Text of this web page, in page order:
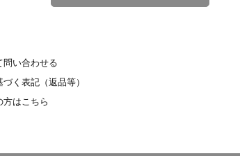
問い合わせる
く表記（返品等）
方はこちら